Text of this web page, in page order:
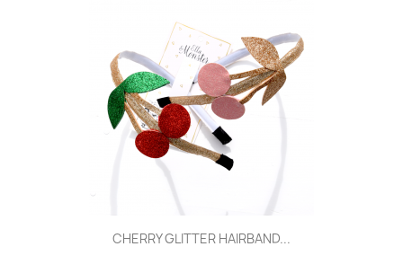
CHERRY GLITTER HAIRBAND...